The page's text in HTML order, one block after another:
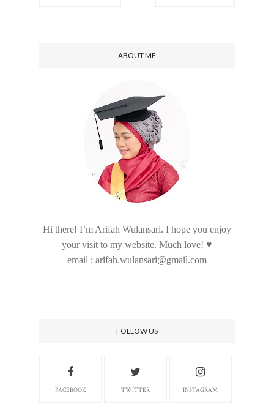
ABOUT ME
Hi there! I’m Arifah Wulansari. I hope you enjoy
your visit to my website. Much love! ♥
email : arifah.wulansari@gmail.com
FOLLOW US
FACEBOOK TWITTER INSTAGRAM